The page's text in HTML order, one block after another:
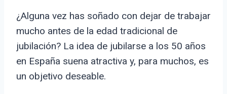
¿Alguna vez has soñado con dejar de trabajar
mucho antes de la edad tradicional de
jubilación? La idea de jubilarse a los 50 años
en España suena atractiva y, para muchos, es
un objetivo deseable.